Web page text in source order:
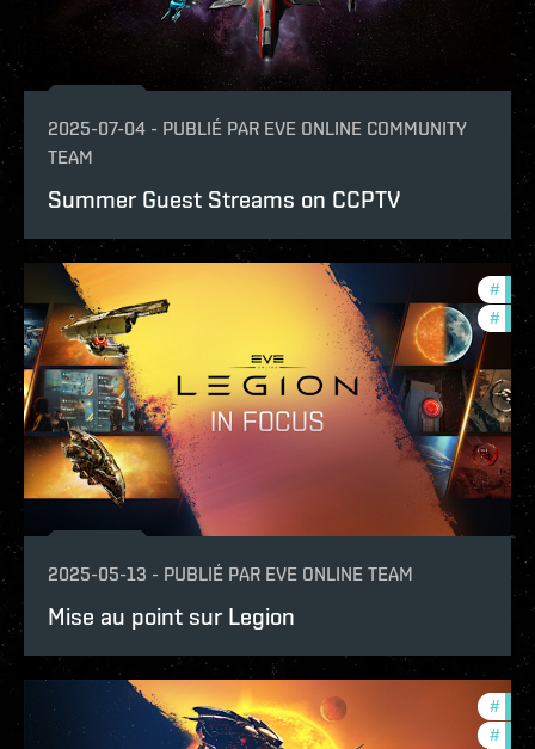
2025-07-04 - PUBLIÉ PAR EVE ONLINE COMMUNITY
TEAM
Summer Guest Streams on CCPTV
#
#
2025-05-13 - PUBLIÉ PAR EVE ONLINE TEAM
Mise au point sur Legion
#
#